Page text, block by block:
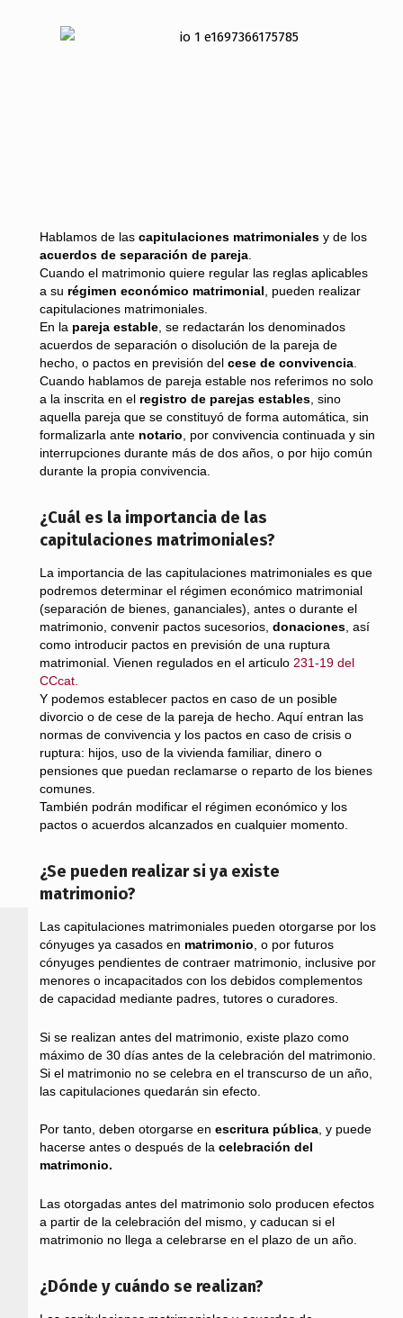
Hablamos de las capitulaciones matrimoniales y de los
acuerdos de separación de pareja.
Cuando el matrimonio quiere regular las reglas aplicables
a su régimen económico matrimonial , pueden realizar
capitulaciones matrimoniales.
En la pareja estable, se redactarán los denominados
acuerdos de separación o disolución de la pareja de
hecho, o pactos en previsión del cese de convivencia.
Cuando hablamos de pareja estable nos referimos no solo
a la inscrita en el registro de parejas estables, sino
aquella pareja que se constituyó de forma automática, sin
formalizarla ante notario , por convivencia continuada y sin
interrupciones durante más de dos años, o por hijo común
durante la propia convivencia.
¿Cuál es la importancia de las
capitulaciones matrimoniales?
La importancia de las capitulaciones matrimoniales es que
podremos determinar el régimen económico matrimonial
(separación de bienes, gananciales), antes o durante el
matrimonio, convenir pactos sucesorios, donaciones, así
como introducir pactos en previsión de una ruptura
matrimonial. Vienen regulados en el articulo 231-19 del
CCcat.
Y podemos establecer pactos en caso de un posible
divorcio o de cese de la pareja de hecho. Aquí entran las
normas de convivencia y los pactos en caso de crisis o
ruptura: hijos, uso de la vivienda familiar, dinero o
pensiones que puedan reclamarse o reparto de los bienes
comunes.
También podrán modificar el régimen económico y los
pactos o acuerdos alcanzados en cualquier momento.
¿Se pueden realizar si ya existe
matrimonio?
Las capitulaciones matrimoniales pueden otorgarse por los
cónyuges ya casados en matrimonio , o por futuros
cónyuges pendientes de contraer matrimonio, inclusive por
menores o incapacitados con los debidos complementos
de capacidad mediante padres, tutores o curadores.
Si se realizan antes del matrimonio, existe plazo como
máximo de 30 días antes de la celebración del matrimonio.
Si el matrimonio no se celebra en el transcurso de un año,
las capitulaciones quedarán sin efecto.
Por tanto, deben otorgarse en escritura pública, y puede
hacerse antes o después de la celebración del
matrimonio.
Las otorgadas antes del matrimonio solo producen efectos
a partir de la celebración del mismo, y caducan si el
matrimonio no llega a celebrarse en el plazo de un año.
¿Dónde y cuándo se realizan?